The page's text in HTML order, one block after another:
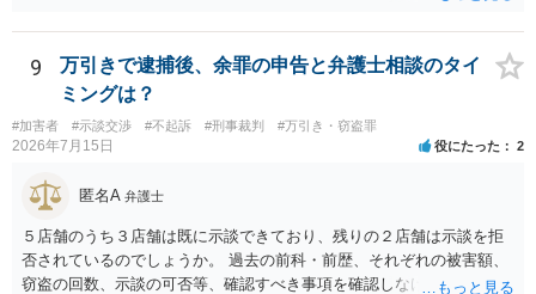
いた場合、故意だと判定されやすいのでしょうか？ お伺いする限り、
故意があると判断されることは無いかと思います。 ②逮捕、呼び出し
の可能性 この行為により、痴漢やその他の犯罪を犯したとして、逮
捕、呼び出しされる可能性はどれほどでしょうか？ 誤って当たってし
まっただけであり、さらにその場で女性等のアクションが無かったこ
とからすると、この後に呼び出される可能性は極めて低いと思いま
す。 ③逮捕呼び出しまでの期間 大体どれほどの期間逮捕呼び出しの可
能性があると考えれば良いのでしょうか？ 逮捕や呼び出しの可能性は
極めて低いと思います。 連絡が来ることはないでしょう。
9
万引きで逮捕後、余罪の申告と弁護士相談のタイ
ミングは？
#加害者 #示談交渉 #不起訴 #刑事裁判 #万引き・窃盗罪
2026年7月15日 役にたった 2
匿名A 弁護士
５店舗のうち３店舗は既に示談できており、残りの２店舗は示談を拒
否されているのでしょうか。 過去の前科・前歴、それぞれの被害額、
窃盗の回数、示談の可否等、確認すべき事項を確認しなければ刑罰の